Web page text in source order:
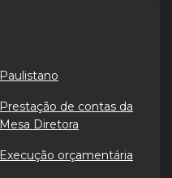
Paulistano
Prestação de contas da
Mesa Diretora
Execução orçamentária